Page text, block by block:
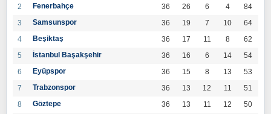
2
Fenerbahçe 36 26 6 4
84
3
Samsunspor 36 19 7 10
64
4
Beşiktaş 36 17 11 8
62
5
İstanbul Başakşehir 36 16 6 14
54
6
Eyüpspor 36 15 8 13
53
7
Trabzonspor 36 13 12 11
51
8
Göztepe 36 13 11 12
50